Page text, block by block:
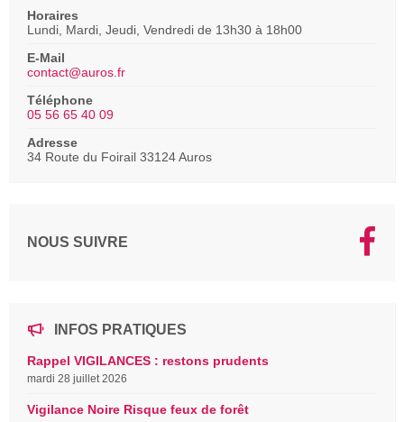
Horaires
Lundi, Mardi, Jeudi, Vendredi de 13h30 à 18h00
E-Mail
contact@auros.fr
Téléphone
05 56 65 40 09
Adresse
34 Route du Foirail 33124 Auros
NOUS SUIVRE
INFOS PRATIQUES
Rappel VIGILANCES : restons prudents
mardi 28 juillet 2026
Vigilance Noire Risque feux de forêt